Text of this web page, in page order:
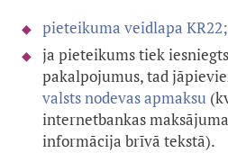
pieteikuma veidlapa KR22;
ja pieteikums tiek
pakalpojumus, tad
valsts nodevas apmaksu
internetbankas
informācija brīvā tekstā).